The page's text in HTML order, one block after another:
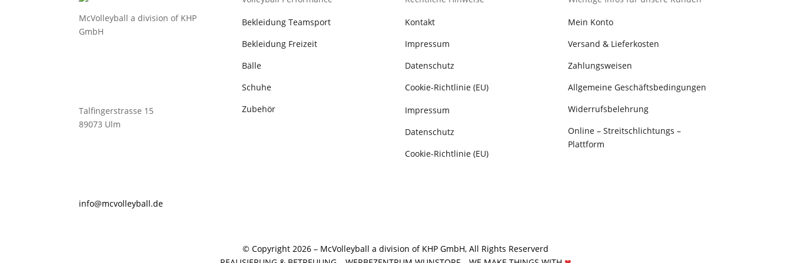
McVolleyball a division of KHP
GmbH
Talfingerstrasse 15
89073 Ulm
ed.ll
abyel
lovcm
@ofni
Bekleidung Teamsport
Bekleidung Freizeit
Bälle
Schuhe
Zubehör
Kontakt
Impressum
Datenschutz
Cookie-Richtlinie (EU)
Impressum
Datenschutz
Cookie-Richtlinie (EU)
Mein Konto
Versand & Lieferkosten
Zahlungsweisen
Allgemeine Geschäftsbedingungen
Widerrufsbelehrung
Online – Streitschlichtungs –
Plattform
© Copyright 2026 – McVolleyball a division of KHP GmbH, All Rights Reserverd